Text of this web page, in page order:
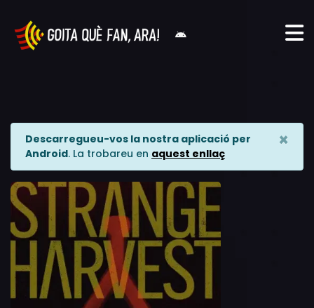
Descarregueu-vos la nostra aplicació per
Android. La trobareu en aquest enllaç
×